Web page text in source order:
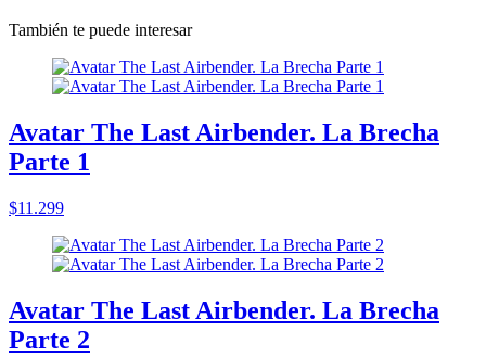
También te puede interesar
Avatar The Last Airbender. La Brecha
Parte 1
$11.299
Avatar The Last Airbender. La Brecha
Parte 2